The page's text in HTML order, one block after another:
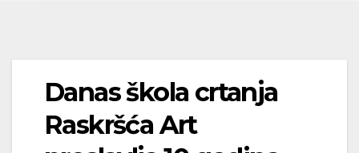
Danas škola crtanja
Raskršća Art